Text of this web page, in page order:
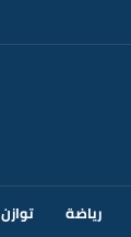
رياضة توازن